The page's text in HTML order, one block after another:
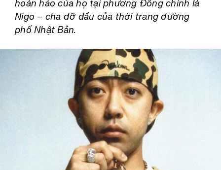
hoàn hảo của họ tại phương Đông chính là
Nigo – cha đỡ đầu của thời trang đường
phố Nhật Bản.